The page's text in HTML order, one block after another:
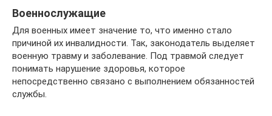
Военнослужащие
Для военных имеет значение то, что именно стало
причиной их инвалидности. Так, законодатель выделяет
военную травму и заболевание. Под травмой следует
понимать нарушение здоровья, которое
непосредственно связано с выполнением обязанностей
службы.